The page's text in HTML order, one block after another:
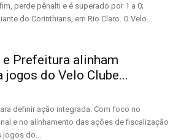
perde pênalti e é superado por 1 a 0;
do Corinthians, em Rio Claro. O Velo...
Prefeitura alinham
jogos do Velo Clube...
definir ação integrada. Com foco no
e no alinhamento das ações de fiscalização
jogos do...